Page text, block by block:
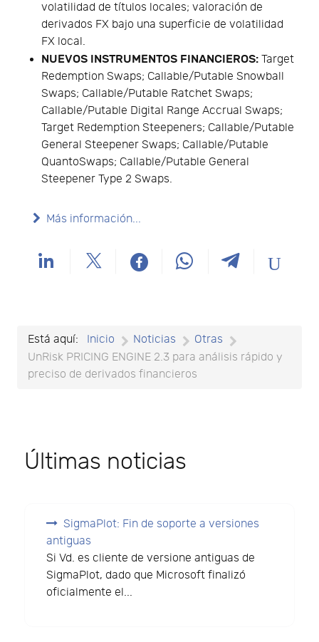
volatilidad de títulos locales; valoración de
derivados FX bajo una superficie de volatilidad
FX local.
NUEVOS INSTRUMENTOS FINANCIEROS: Target
Redemption Swaps; Callable/Putable Snowball
Swaps; Callable/Putable Ratchet Swaps;
Callable/Putable Digital Range Accrual Swaps;
Target Redemption Steepeners; Callable/Putable
General Steepener Swaps; Callable/Putable
QuantoSwaps; Callable/Putable General
Steepener Type 2 Swaps.
Más información...
Está aquí: Inicio Noticias
Otras
UnRisk PRICING ENGINE 2.3 para análisis rápido y
preciso de derivados financieros
Últimas noticias
SigmaPlot: Fin de soporte a versiones
antiguas
Si Vd. es cliente de versione antiguas de
SigmaPlot, dado que Microsoft finalizó
oficialmente el...